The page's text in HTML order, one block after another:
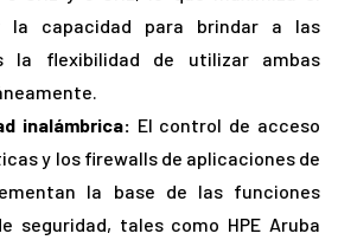
la capacidad para brindar a las
la flexibilidad de utilizar ambas
inalámbrica: El control de acceso
y los firewalls de aplicaciones de
la base de las funciones
seguridad, tales como HPE Aruba